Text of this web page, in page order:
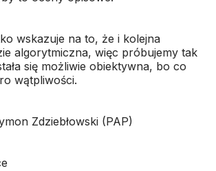
wskazuje na to, że i kolejna
algorytmiczna, więc próbujemy tak
się możliwie obiektywna, bo co
wątpliwości.
Zdziebłowski (PAP)